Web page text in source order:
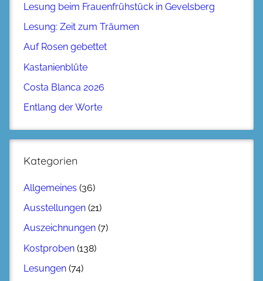
Lesung beim Frauenfrühstück in Gevelsberg
Lesung: Zeit zum Träumen
Auf Rosen gebettet
Kastanienblüte
Costa Blanca 2026
Entlang der Worte
Kategorien
Allgemeines (36)
Ausstellungen (21)
Auszeichnungen (7)
Kostproben (138)
Lesungen (74)